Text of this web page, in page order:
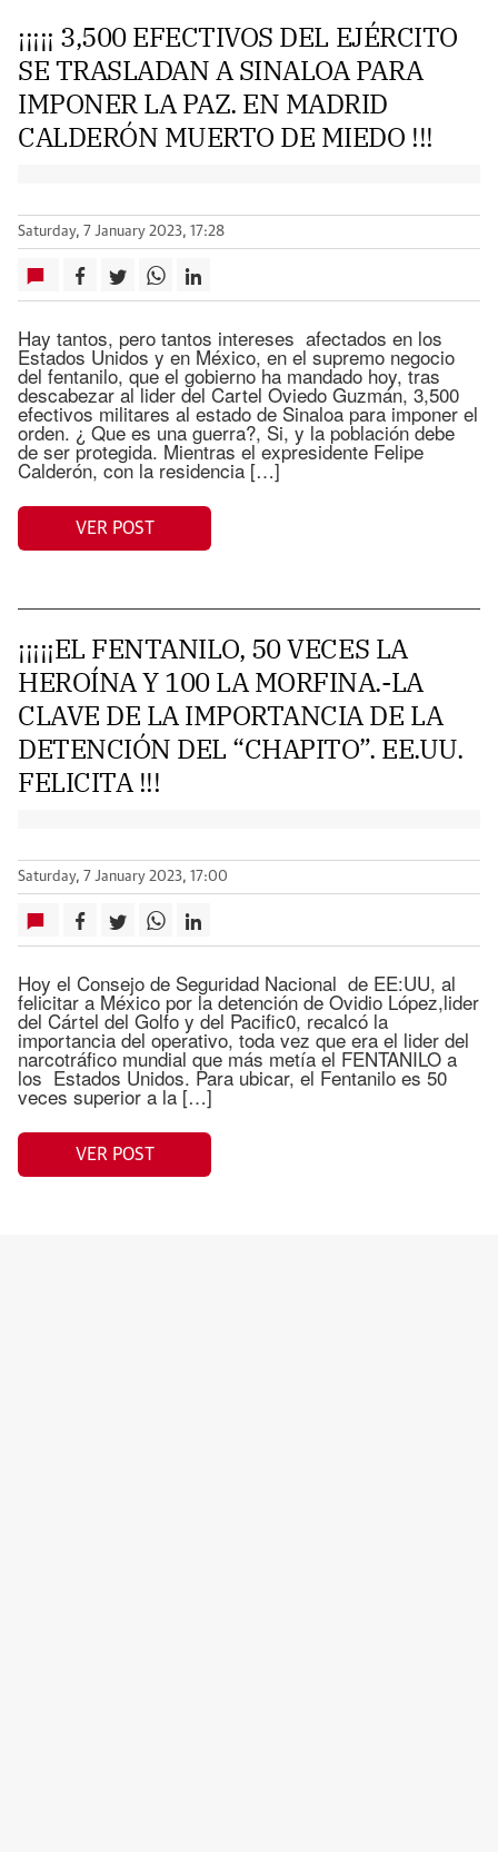
¡¡¡¡¡ 3,500 EFECTIVOS DEL EJÉRCITO
SE TRASLADAN A SINALOA PARA
IMPONER LA PAZ. EN MADRID
CALDERÓN MUERTO DE MIEDO !!!
Saturday, 7 January 2023, 17:28
Hay tantos, pero tantos intereses afectados en los
Estados Unidos y en México, en el supremo negocio
del fentanilo, que el gobierno ha mandado hoy, tras
descabezar al lider del Cartel Oviedo Guzmán, 3,500
efectivos militares al estado de Sinaloa para imponer el
orden. ¿ Que es una guerra?, Si, y la población debe
de ser protegida. Mientras el expresidente Felipe
Calderón, con la residencia […]
VER POST
¡¡¡¡¡EL FENTANILO, 50 VECES LA
HEROÍNA Y 100 LA MORFINA.-LA
CLAVE DE LA IMPORTANCIA DE LA
DETENCIÓN DEL “CHAPITO”. EE.UU.
FELICITA !!!
Saturday, 7 January 2023, 17:00
Hoy el Consejo de Seguridad Nacional de EE:UU, al
felicitar a México por la detención de Ovidio López,lider
del Cártel del Golfo y del Pacific0, recalcó la
importancia del operativo, toda vez que era el lider del
narcotráfico mundial que más metía el FENTANILO a
los Estados Unidos. Para ubicar, el Fentanilo es 50
veces superior a la […]
VER POST